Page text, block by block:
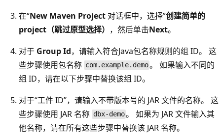
在“New Maven Project 对话框中，选择”创建简单的
project（跳过原型选择） ，然后单击Next。
对于 Group Id，请输入符合Java包名称规则的组 ID。 这
些步骤使用包名称 com.example.demo。 如果输入不同的
组 ID，请在以下步骤中替换该组 ID。
对于“工件 ID”，请输入不带版本号的 JAR 文件的名称。 这
些步骤使用 JAR 名称 dbx-demo。 如果为 JAR 文件输入其
他名称，请在所有这些步骤中替换该 JAR 名称。